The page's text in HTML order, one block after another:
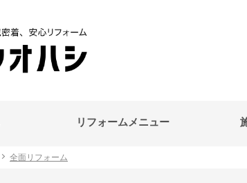
リフォームメニュー
全面リフォーム